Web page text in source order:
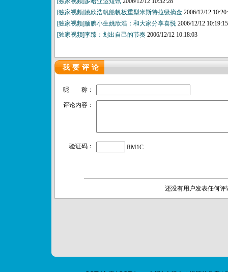
[独家视频]姚欣浩帆船帆板重型米斯特拉级摘金 2006/12/12
[独家视频]腼腆小生姚欣浩：和大家分享喜悦 2006/12/12 10:19:15
[独家视频]李臻：划出自己的节奏 2006/12/12 10:18:03
我要评论
昵 称：
评论内容：
验证码： RM1C
还没有用户发表任何评